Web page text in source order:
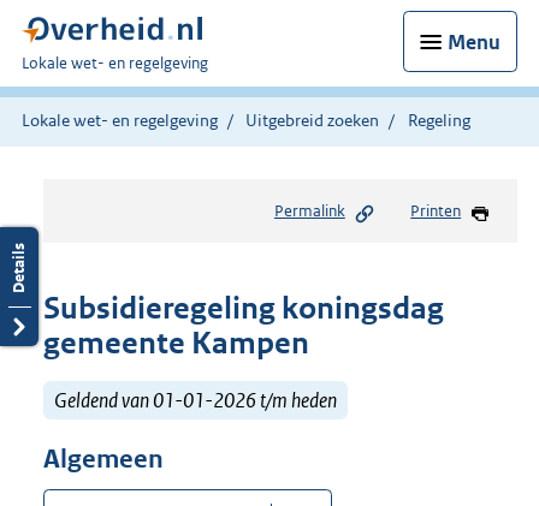
Menu
U
bent
hier:
Lokale wet- en regelgeving
Lokale wet- en regelgeving Uitgebreid zoeken Regeling
Permalink Printen
Subsidieregeling koningsdag
gemeente Kampen
Geldend van 01-01-2026 t/m heden
Algemeen